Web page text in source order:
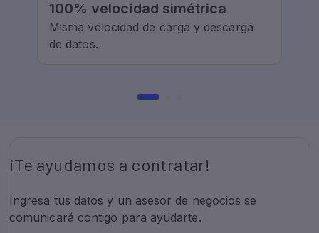
¡Te ayudamos a contratar!
Ingresa tus datos y un asesor de negocios se
comunicará contigo para ayudarte.